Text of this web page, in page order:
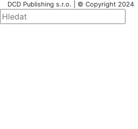
DCD Publishing s.r.o. | © Copyright 2024